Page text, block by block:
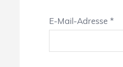
E-Mail-Adresse *